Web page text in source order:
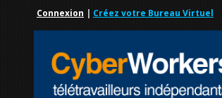
Connexion | Créez votre Bureau Virtuel